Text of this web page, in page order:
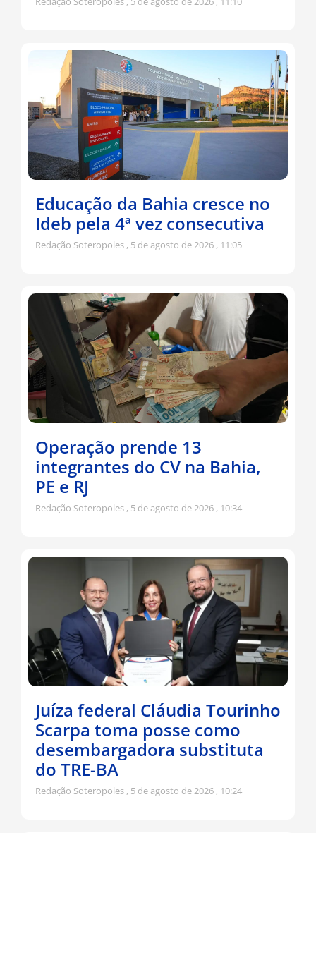
Educação da Bahia cresce no
Ideb pela 4ª vez consecutiva
Redação Soteropoles 5 de agosto de 2026 11:05
Operação prende 13
integrantes do CV na Bahia,
PE e RJ
Redação Soteropoles 5 de agosto de 2026 10:34
Juíza federal Cláudia Tourinho
Scarpa toma posse como
desembargadora substituta
do TRE-BA
Redação Soteropoles 5 de agosto de 2026 10:24